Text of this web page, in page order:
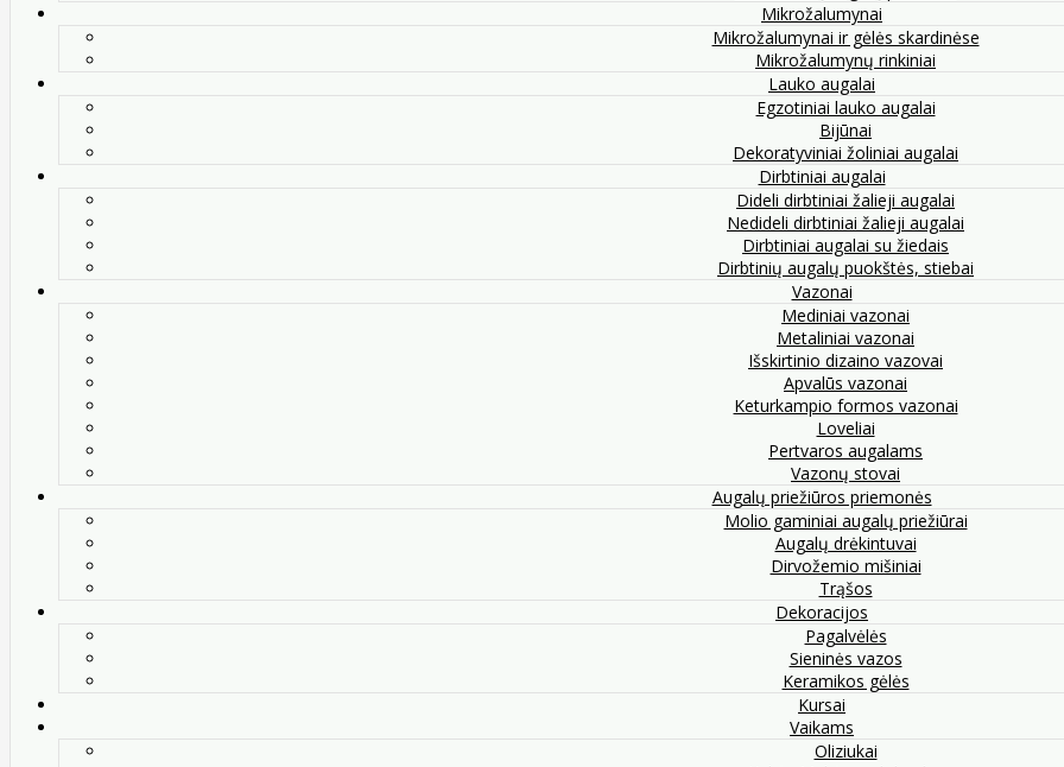
Mikrožalumynai
Mikrožalumynai ir gėlės skardinėse
Mikrožalumynų rinkiniai
Lauko augalai
Egzotiniai lauko augalai
Bijūnai
Dekoratyviniai žoliniai augalai
Dirbtiniai augalai
Dideli dirbtiniai žalieji augalai
Nedideli dirbtiniai žalieji augalai
Dirbtiniai augalai su žiedais
Dirbtinių augalų puokštės, stiebai
Vazonai
Mediniai vazonai
Metaliniai vazonai
Išskirtinio dizaino vazovai
Apvalūs vazonai
Keturkampio formos vazonai
Loveliai
Pertvaros augalams
Vazonų stovai
Augalų priežiūros priemonės
Molio gaminiai augalų priežiūrai
Augalų drėkintuvai
Dirvožemio mišiniai
Trąšos
Dekoracijos
Pagalvėlės
Sieninės vazos
Keramikos gėlės
Kursai
Vaikams
Oliziukai